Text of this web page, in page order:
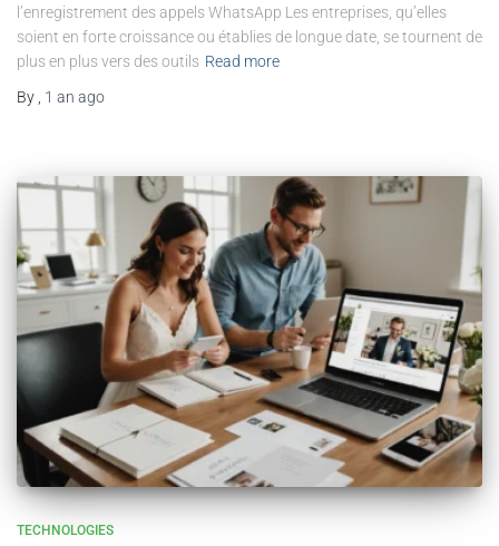
l’enregistrement des appels WhatsApp Les entreprises, qu’elles
soient en forte croissance ou établies de longue date, se tournent de
plus en plus vers des outils Read more
By , 1 an ago
TECHNOLOGIES